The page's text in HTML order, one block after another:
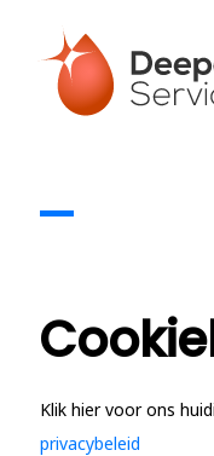
Klik hier voor ons
privacybeleid